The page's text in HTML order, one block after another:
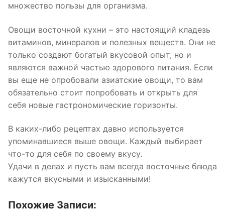
множество пользы для организма.
Овощи восточной кухни – это настоящий кладезь
витаминов, минералов и полезных веществ. Они не
только создают богатый вкусовой опыт, но и
являются важной частью здорового питания. Если
вы еще не опробовали азиатские овощи, то вам
обязательно стоит попробовать и открыть для
себя новые гастрономические горизонты.
В каких-либо рецептах давно используется
упоминавшиеся выше овощи. Каждый выбирает
что-то для себя по своему вкусу.
Удачи в делах и пусть вам всегда восточные блюда
кажутся вкусными и изысканными!
Похожие Записи: